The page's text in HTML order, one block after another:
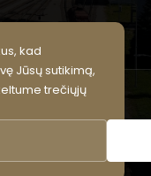
kad
Jūsų sutikimą,
trečiųjų